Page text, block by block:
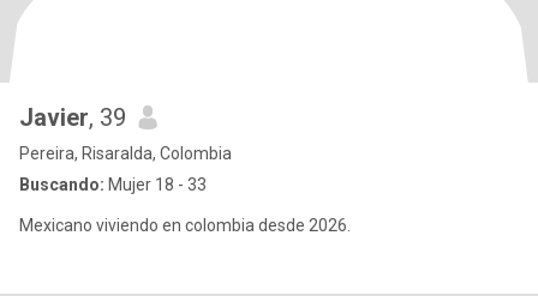
Javier, 39
Pereira, Risaralda, Colombia
Buscando: Mujer 18 - 33
Mexicano viviendo en colombia desde 2026.